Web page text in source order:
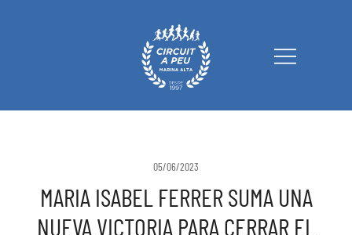
Circuit a Peu Marina Alta
05/06/2023
MARIA ISABEL FERRER SUMA UNA
NUEVA VICTORIA PARA CERRAR EL